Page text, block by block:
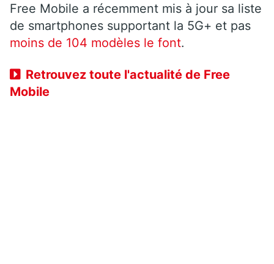
Free Mobile a récemment mis à jour sa liste
de smartphones supportant la 5G+ et pas
moins de 104 modèles le font.
Retrouvez toute l'actualité de Free
Mobile